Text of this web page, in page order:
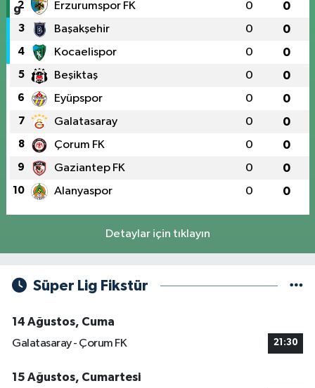
2 Erzurumspor FK 0 0
3 Başakşehir 0 0
4 Kocaelispor 0 0
5 Beşiktaş 0 0
6 Eyüpspor 0 0
7 Galatasaray 0 0
8 Çorum FK 0 0
9 Gaziantep FK 0 0
10 Alanyaspor 0 0
Detaylar için tıklayın
Süper Lig Fikstür
14 Ağustos, Cuma
Galatasaray - Çorum FK
21:30
15 Ağustos, Cumartesi